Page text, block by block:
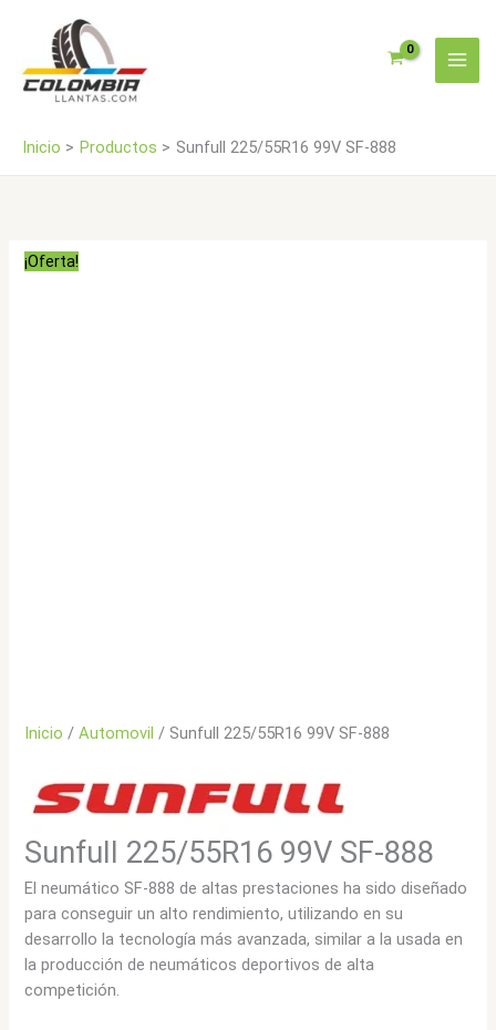
contenido
Inicio Productos Sunfull 225/55R16 99V SF-888
¡Oferta!
Inicio /Automovil / Sunfull 225/55R16 99V SF-888
Sunfull 225/55R16 99V SF-888
El neumático SF-888 de altas prestaciones ha sido diseñado
para conseguir un alto rendimiento, utilizando en su
desarrollo la tecnología más avanzada, similar a la usada en
la producción de neumáticos deportivos de alta
competición.
cantidad